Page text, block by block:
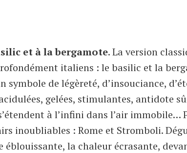
et à la bergamote. La version
italiens : le basilic et la
de légèreté, d’insouciance,
gelées, stimulantes, antidote
à l’infini dans l’air immobile…
inoubliables : Rome et Stromboli.
la chaleur écrasante,